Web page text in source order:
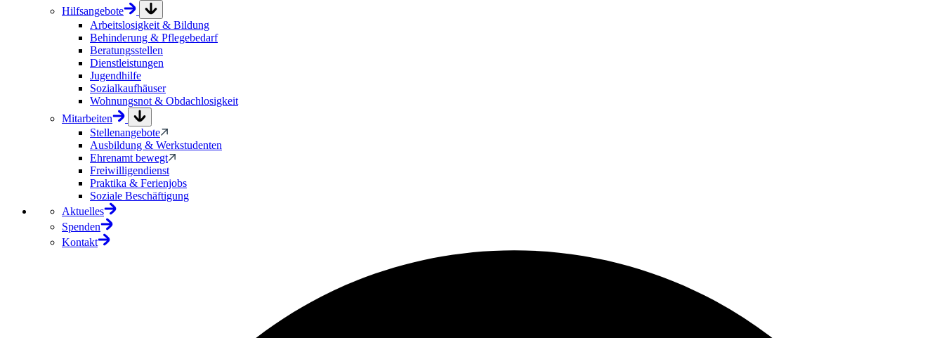
Hilfsangebote
Arbeitslosigkeit & Bildung
Behinderung & Pflegebedarf
Beratungsstellen
Dienstleistungen
Jugendhilfe
Sozialkaufhäuser
Wohnungsnot & Obdachlosigkeit
Mitarbeiten
Stellenangebote
Ausbildung & Werkstudenten
Ehrenamt bewegt
Freiwilligendienst
Praktika & Ferienjobs
Soziale Beschäftigung
Aktuelles
Spenden
Kontakt